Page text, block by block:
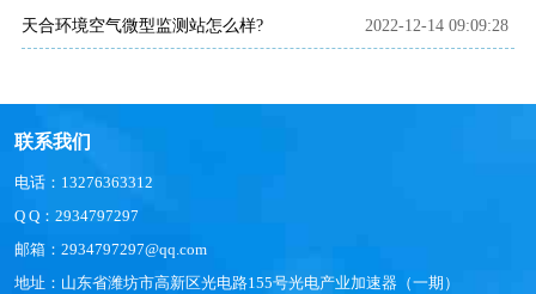
天合环境空气微型监测站怎么样? 2022-12-14 09:09:28
联系我们
电话：13276363312
Q Q：2934797297
邮箱：2934797297@qq.com
地址：山东省潍坊市高新区光电路155号光电产业加速器（一期）